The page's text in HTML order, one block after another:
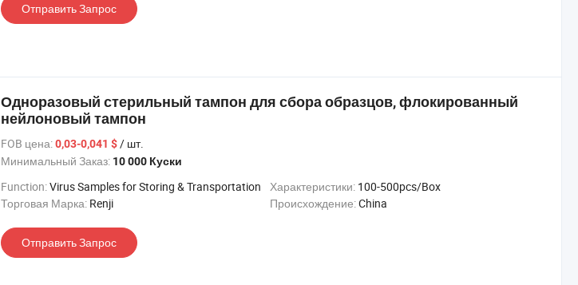
Отправить Запрос
Одноразовый стерильный тампон для сбора образцов, флокированный
нейлоновый тампон
FOB цена:0,03-0,041 $/ шт.
Минимальный Заказ: 10 000 Куски
Function:Virus Samples for Storing & Transportation Характеристики: 100-500pcs/Box
Торговая Марка: Renji Происхождение:China
Отправить Запрос